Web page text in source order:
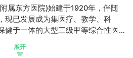
属东方医院)始建于1920年，伴随
现已发展成为集医疗、教学、科
健于一体的大型三级甲等综合性医
张(另已规划建设17万m2的沪东院
展开